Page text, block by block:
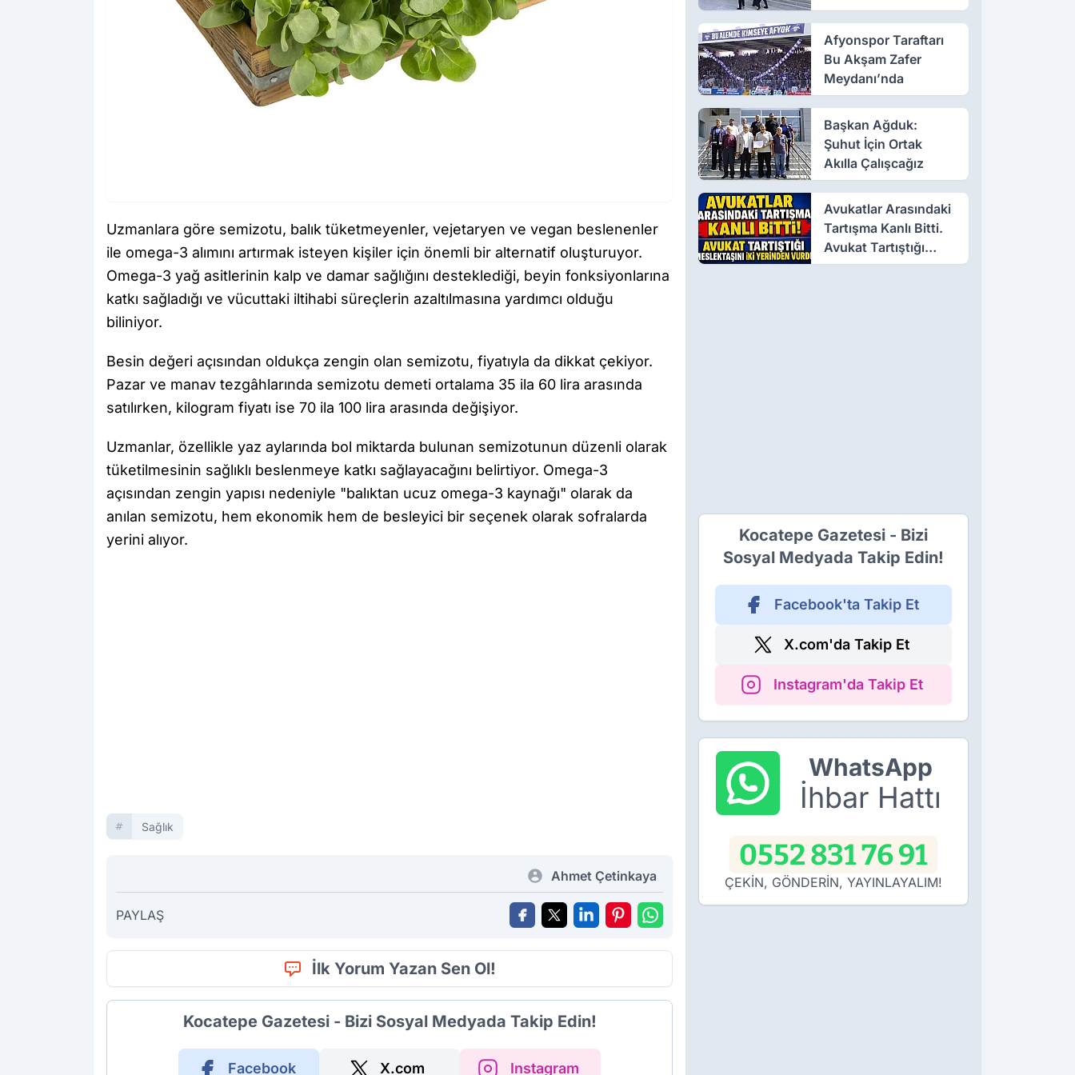
Uzmanlara göre semizotu, balık tüketmeyenler, vejetaryen ve vegan beslenenler
ile omega-3 alımını artırmak isteyen kişiler için önemli bir alternatif oluşturuyor.
Omega-3 yağ asitlerinin kalp ve damar sağlığını desteklediği, beyin fonksiyonlarına
katkı sağladığı ve vücuttaki iltihabi süreçlerin azaltılmasına yardımcı olduğu
biliniyor.
Besin değeri açısından oldukça zengin olan semizotu, fiyatıyla da dikkat çekiyor.
Pazar ve manav tezgâhlarında semizotu demeti ortalama 35 ila 60 lira arasında
satılırken, kilogram fiyatı ise 70 ila 100 lira arasında değişiyor.
Uzmanlar, özellikle yaz aylarında bol miktarda bulunan semizotunun düzenli olarak
tüketilmesinin sağlıklı beslenmeye katkı sağlayacağını belirtiyor. Omega-3
açısından zengin yapısı nedeniyle "balıktan ucuz omega-3 kaynağı" olarak da
anılan semizotu, hem ekonomik hem de besleyici bir seçenek olarak sofralarda
yerini alıyor.
Sağlık
Ahmet Çetinkaya
PAYLAŞ
İlk Yorum Yazan Sen Ol!
Kocatepe Gazetesi - Bizi Sosyal Medyada Takip Edin!
Facebook X.com Instagram
Afyonspor Taraftarı
Bu Akşam Zafer
Meydanı’nda
Başkan Ağduk:
Şuhut İçin Ortak
Akılla Çalışcağız
Avukatlar Arasındaki
Tartışma Kanlı Bitti.
Avukat Tartıştığı
Meslektaşını İki
Kocatepe Gazetesi - Bizi
Sosyal Medyada Takip Edin!
Facebook'ta Takip Et
X.com'da Takip Et
Instagram'da Takip Et
WhatsApp
İhbar Hattı
0552 831 76 91
ÇEKİN, GÖNDERİN, YAYINLAYALIM!